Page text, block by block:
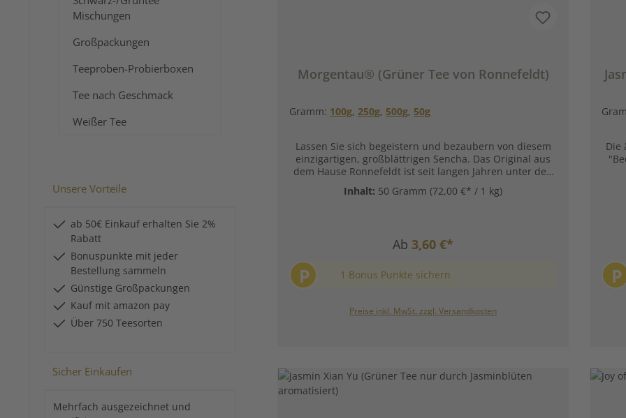
Mischungen
Großpackungen
Teeproben-Probierboxen
Tee nach Geschmack
Weißer Tee
Unsere Vorteile
ab 50€ Einkauf erhalten Sie 2%
Rabatt
Bonuspunkte mit jeder
Bestellung sammeln
Günstige Großpackungen
Kauf mit amazon pay
Über 750 Teesorten
Sicher Einkaufen
Mehrfach ausgezeichnet und
Morgentau® (Grüner Tee von Ronnefeldt)
Gramm: 100g, 250g, 500g, 50g
Lassen Sie sich begeistern und bezaubern von diesem
einzigartigen, großblättrigen Sencha. Das Original aus
dem Hause Ronnefeldt ist seit langen Jahren unter den
Top 5 unserer aromatisierten Grüntees und überzeugt
mit seinen wunderschönen bunten Blüten und dem
Zutaten:Grüner China Tee, Aromen, Sonnenblumen-,
Zubereitungsempfehlung für Grüntee Morgentau von
Ronnefeldt: Kunden fragten auch:Was macht den
Antwort:Das liegt an seinem exotischen Geschmack mit
Kiste vollreifer Mangos. Diese köstliche Frucht hat ihn
inspiriert einen Grüntee mit Mango Aromen zu mischen.
Diese Komposition war so erfolgreich und hat damals
Inhalt: 50 Gramm (72,00 €* / 1 kg)
Ab 3,60 €*
P 1 Bonus Punkte sichern
Preise inkl. MwSt. zzgl. Versandkosten
Die
P